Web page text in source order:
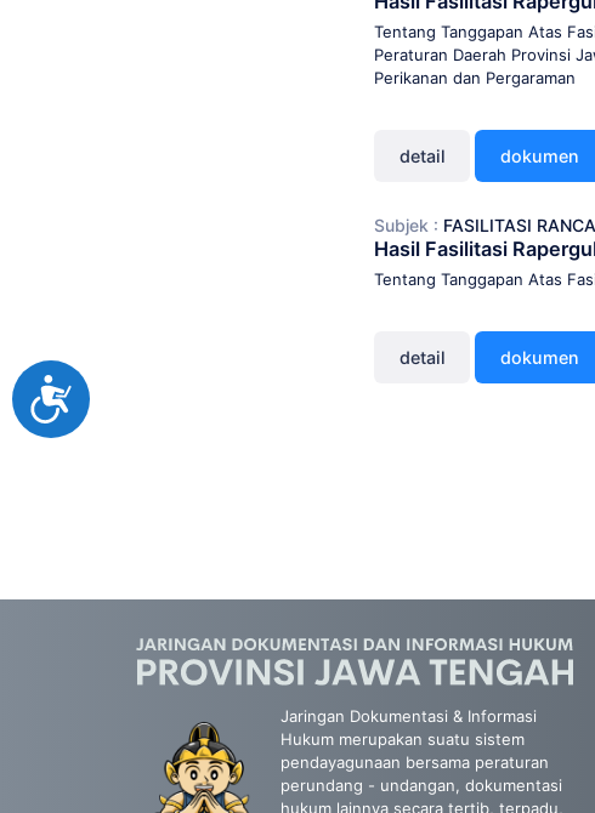
Accessibility
Tentang Tanggapan Atas
Peraturan Daerah Provinsi
Perikanan dan Pergaraman
detail dokumen
Subjek : FASILITASI
Hasil Fasilitasi
Tentang Tanggapan Atas
detail dokumen
Jaringan Dokumentasi & Informasi
Hukum merupakan suatu sistem
pendayagunaan bersama peraturan
perundang - undangan, dokumentasi
hukum lainnya secara tertib, terpadu,